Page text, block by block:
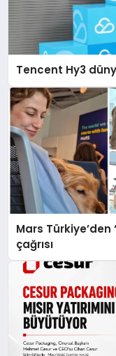
Tencent Hy3
Mars Türkiye’den
çağrısı